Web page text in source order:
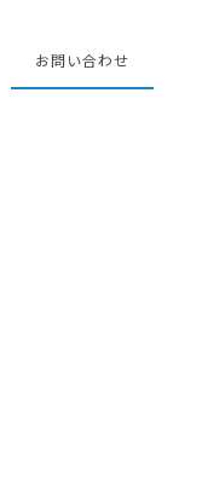
お問い合わせ